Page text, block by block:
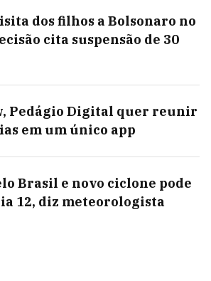
dos filhos a Bolsonaro no
cita suspensão de 30
Pedágio Digital quer reunir
em um único app
Brasil e novo ciclone pode
12, diz meteorologista